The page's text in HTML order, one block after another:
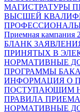
МАГИСТРАТУРЫ
ВЫСШЕЙ
Приемная кампания
БЛАНК
ПРИНЯТЫХ В
НОРМАТИВНЫЕ
ПРОГРАММЫ
ИНФОРМАЦИЯ О
ПОСТУПАЮЩИМ
ПРАВИЛА ПРИЕМА
НОРМАТИВНЫЕ